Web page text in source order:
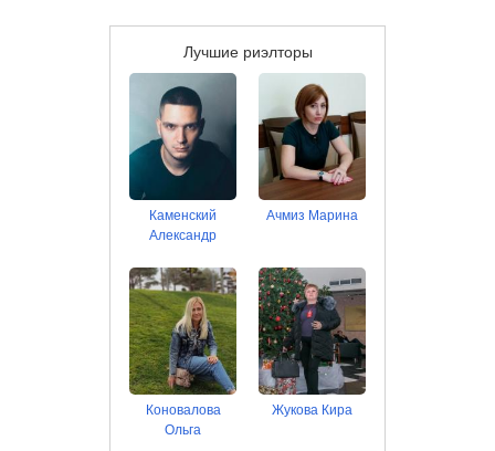
Лучшие риэлторы
Каменский
Александр
Ачмиз Марина
Коновалова
Ольга
Жукова Кира